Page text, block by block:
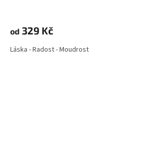
od 329 Kč
Láska - Radost - Moudrost